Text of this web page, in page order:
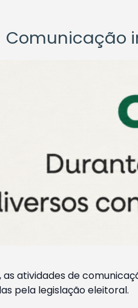
Comunicação
as atividades de
pela legislação eleitoral.